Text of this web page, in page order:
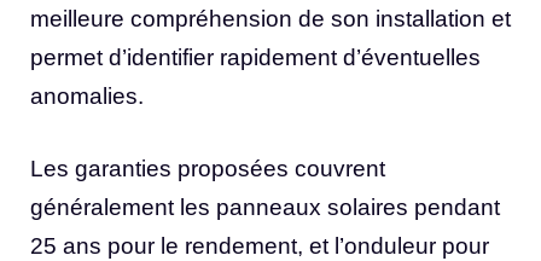
meilleure compréhension de son installation et
permet d’identifier rapidement d’éventuelles
anomalies.
Les garanties proposées couvrent
généralement les panneaux solaires pendant
25 ans pour le rendement, et l’onduleur pour